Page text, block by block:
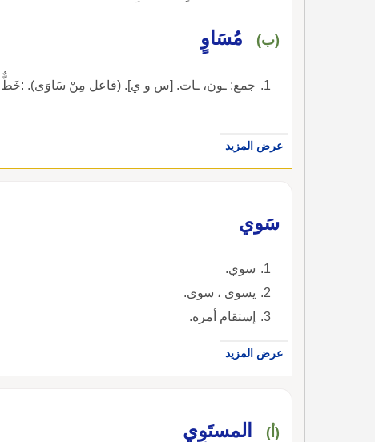
(ب) مُسَاوٍ
جمع: ـون، ـات. [س و ي]. (فاعل مِنْ سَاوَى). :خَطٌّ مُسَاوٍ لِلْخَطِّ الآخَرِ : مُعَادِلٌ لَهُ.
عرض المزيد
سَوي
سوي.
يسوى ، سوى.
إستقام أمره.
عرض المزيد
(أ) المستَوِي